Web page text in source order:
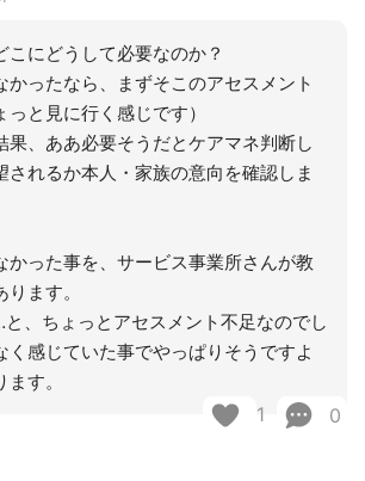
こにどうして必要なのか？
かったなら、まずそこのアセスメント
と見に行く感じです）
果、ああ必要そうだとケアマネ判断し
されるか本人・家族の意向を確認しま
かった事を、サービス事業所さんが教
ます。
、ちょっとアセスメント不足なのでし
く感じていた事でやっぱりそうですよ
す。
1 0